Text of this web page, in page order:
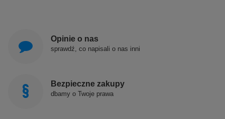
Opinie o nas
sprawdź, co napisali o nas inni
Bezpieczne zakupy
dbamy o Twoje prawa